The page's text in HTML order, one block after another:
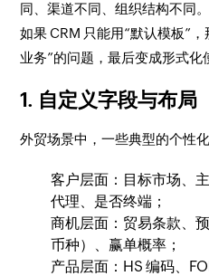
同、渠道不同、组织结构不同。
如果 CRM 只能用“默认模板”
业务”的问题，最后变成形式化
1. 自定义字段与布局
外贸场景中，一些典型的个性
客户层面：目标市场、
代理、是否终端；
商机层面：贸易条款、
币种）、赢单概率；
产品层面：HS 编码、